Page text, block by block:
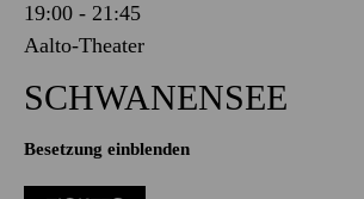
19:00 - 21:45
Aalto-Theater
SCHWANEN­SEE
Besetzung einblenden